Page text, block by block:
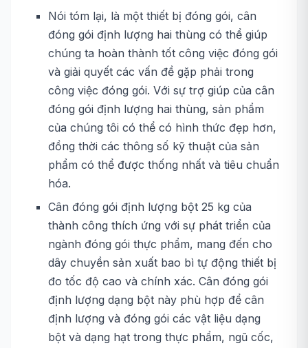
Nói tóm lại, là một thiết bị đóng gói, cân
đóng gói định lượng hai thùng có thể giúp
chúng ta hoàn thành tốt công việc đóng gói
và giải quyết các vấn đề gặp phải trong
công việc đóng gói. Với sự trợ giúp của cân
đóng gói định lượng hai thùng, sản phẩm
của chúng tôi có thể có hình thức đẹp hơn,
đồng thời các thông số kỹ thuật của sản
phẩm có thể được thống nhất và tiêu chuẩn
hóa.
Cân đóng gói định lượng bột 25 kg của
thành công thích ứng với sự phát triển của
ngành đóng gói thực phẩm, mang đến cho
dây chuyền sản xuất bao bì tự động thiết bị
đo tốc độ cao và chính xác. Cân đóng gói
định lượng dạng bột này phù hợp để cân
định lượng và đóng gói các vật liệu dạng
bột và dạng hạt trong thực phẩm, ngũ cốc,